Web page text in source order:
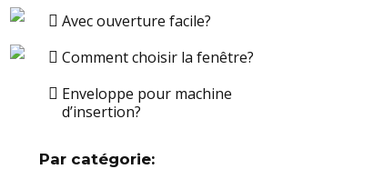
Avec ouverture facile?
Comment choisir la fenêtre?
Enveloppe pour machine
d’insertion?
Par catégorie: